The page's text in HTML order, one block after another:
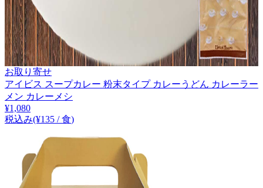
お取り寄せ
アイビス スープカレー 粉末タイプ カレーうどん カレーラー
メン カレーメシ
¥1,080
税込み(¥135 / 食)